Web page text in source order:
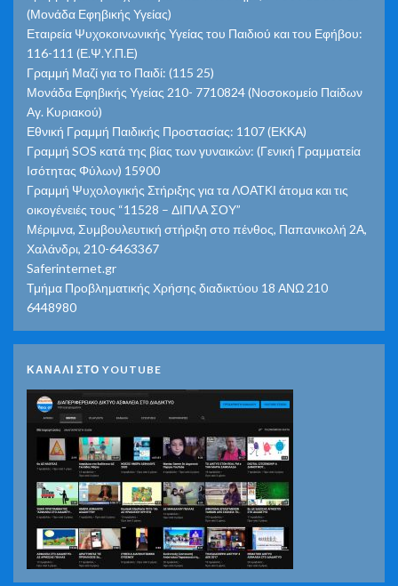
(Μονάδα Εφηβικής Υγείας)
Εταιρεία Ψυχοκοινωνικής Υγείας του Παιδιού και του Εφήβου:
116-111 (Ε.Ψ.Υ.Π.Ε)
Γραμμή Μαζί για το Παιδί: (115 25)
Μονάδα Εφηβικής Υγείας 210- 7710824 (Νοσοκομείο Παίδων
Αγ. Κυριακού)
Εθνική Γραμμή Παιδικής Προστασίας: 1107 (ΕΚΚΑ)
Γραμμή SOS κατά της βίας των γυναικών: (Γενική Γραμματεία
Ισότητας Φύλων) 15900
Γραμμή Ψυχολογικής Στήριξης για τα ΛΟΑΤΚΙ άτομα και τις
οικογένειές τους “11528 – ΔΙΠΛΑ ΣΟΥ”
Μέριμνα, Συμβουλευτική στήριξη στο πένθος, Παπανικολή 2Α,
Χαλάνδρι, 210-6463367
Saferinternet.gr
Τμήμα Προβληματικής Χρήσης διαδικτύου 18 ΑΝΩ 210
6448980
ΚΑΝΑΛΙ ΣΤΟ YOUTUBE